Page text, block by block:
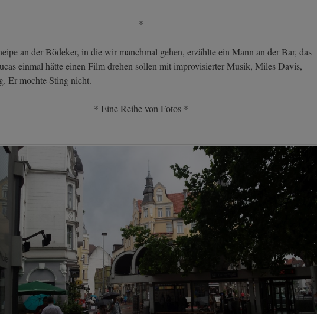
*
an der Bödeker, in die wir manchmal gehen, erzählte ein Mann an der Bar, das
einmal hätte einen Film drehen sollen mit improvisierter Musik, Miles Davis,
Er mochte Sting nicht.
* Eine Reihe von Fotos *